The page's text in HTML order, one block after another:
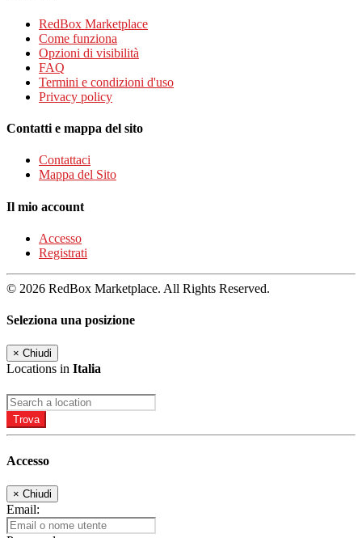
RedBox Marketplace
Come funziona
Opzioni di visibilità
FAQ
Termini e condizioni d'uso
Privacy policy
Contatti e mappa del sito
Contattaci
Mappa del Sito
Il mio account
Accesso
Registrati
© 2026 RedBox Marketplace. All Rights Reserved.
Seleziona una posizione
× Chiudi
Locations in Italia
Trova
Accesso
× Chiudi
Email: